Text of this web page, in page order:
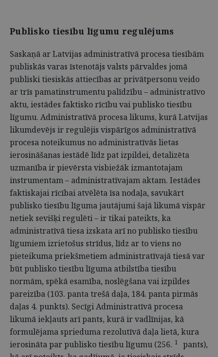
Publisko tiesību līgumu regulējums
Saskaņā ar Latvijas administratīvā procesa tiesībām
publiskās varas īstenotājs valsts pārvaldes jomā
publiski tiesiskās attiecības ar privātpersonu veido
ar trīs pamatinstrumentu palīdzību – administratīvo
aktu, iestādes faktisko rīcību vai publisko tiesību
līgumu. Administratīvā procesa likums, kurā Latvijas
likumdevējs ir regulējis vispārīgos administratīvā
procesa noteikumus no administratīvās lietas
ierosināšanas iestādē līdz pat izpildei, detalizēta
uzmanība ir pievērsta visbiežāk izmantotajam
instrumentam – administratīvajam aktam. Iestādes
faktiskajai rīcībai atvēlēta īsa nodaļa, savukārt
publisko tiesību līguma jautājumi šajā likumā vispār
netiek sevišķi regulēti – ir tikai pateikts, ka
administratīvā tiesa izskata arī no publisko tiesību
līgumiem izrietošus strīdus, līdz ar to viens no
pieteikuma priekšmetiem administratīvajā tiesā var
būt publisko tiesību līguma atbilstība tiesību
normām, spēkā esamība, noslēgšana vai izpildes
pareizība (103. panta trešā daļa, 184. panta pirmās
daļas 4. punkts). Secīgi Administratīvā procesa
likumā iekļauts arī pants, kurā ir vadlīnijas, kā
formulējama sprieduma rezolutīvā daļa lietā, kura
ierosināta par publisko tiesību līgumu (256. 1
pants),